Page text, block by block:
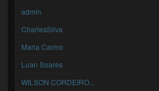
admin
CharlesSilva
Maria Carmo
Luan Soares
WILSON CORDEIRO...